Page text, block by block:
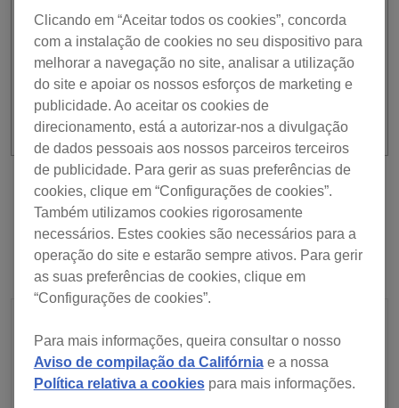
Pedimos desculpa por eventuais inconvenientes
resultantes desta situação.
Agradecemos a sua compreensão e apoio.
Anterior Voltar à lista Seguinte
Clicando em “Aceitar todos os cookies”, concorda
com a instalação de cookies no seu dispositivo para
melhorar a navegação no site, analisar a utilização
do site e apoiar os nossos esforços de marketing e
publicidade. Ao aceitar os cookies de
direcionamento, está a autorizar-nos a divulgação
de dados pessoais aos nossos parceiros terceiros
de publicidade. Para gerir as suas preferências de
cookies, clique em “Configurações de cookies”.
Também utilizamos cookies rigorosamente
necessários. Estes cookies são necessários para a
operação do site e estarão sempre ativos. Para gerir
as suas preferências de cookies, clique em
“Configurações de cookies”.
Para mais informações, queira consultar o nosso
Aviso de compilação da Califórniae a nossa
Política relativa a cookiespara mais informações.